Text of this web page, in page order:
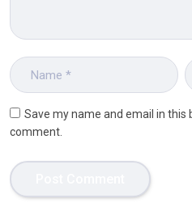
Save my name and email in this
comment.